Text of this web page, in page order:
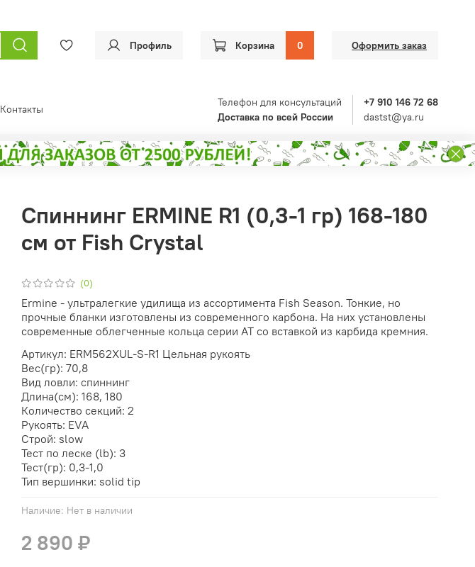
Профиль Корзина 0 Оформить заказ
Контакты
Телефон для консультаций
Доставка по всей России
+7 910 146 72 68
dastst@ya.ru
(0)
Наличие: Нет в наличии
Спиннинг ERMINE R1 (0,3-1 гр) 168-180
см от Fish Crystal
2 890 ₽
Ermine - ультралегкие удилища из ассортимента Fish Season. Тонкие, но
прочные бланки изготовлены из современного карбона. На них установлены
современные облегченные кольца серии АТ со вставкой из карбида кремния.
Артикул: ERM562XUL-S-R1 Цельная рукоять
Вес(гр): 70,8
Вид ловли: спиннинг
Длина(см): 168, 180
Количество секций: 2
Рукоять: EVA
Строй: slow
Тест по леске (lb): 3
Тест(гр): 0,3-1,0
Тип вершинки: solid tip